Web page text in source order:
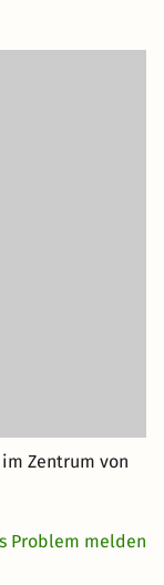
Zentrum von
Problem melden